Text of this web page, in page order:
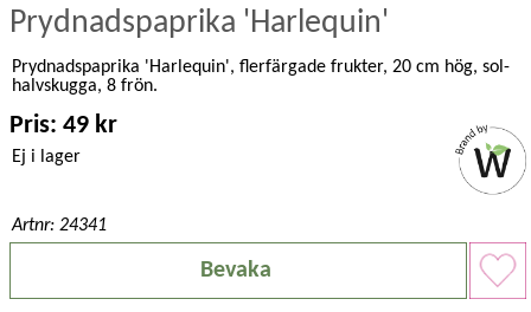
Prydnadspaprika 'Harlequin'
Prydnadspaprika 'Harlequin', flerfärgade frukter, 20 cm hög, sol-
halvskugga, 8 frön.
Pris: 49 kr
Ej i lager
Artnr: 24341
Bevaka